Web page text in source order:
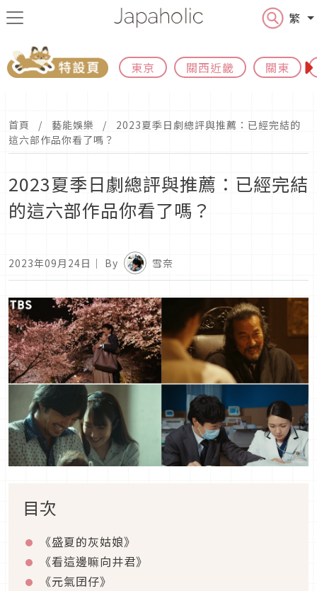
繁
東京 關西近畿 關東
首頁 藝能娛樂
2023夏季日劇總評與推薦：已經完結的
這六部作品你看了嗎？
2023夏季日劇總評與推薦：已經完結
的這六部作品你看了嗎？
2023年09月24日 ｜ By 雪奈
目次
《盛夏的灰姑娘》
《看這邊嘛向井君》
《元氣囝仔》